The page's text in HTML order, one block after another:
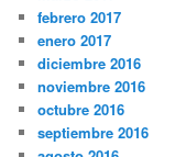
febrero 2017
enero 2017
diciembre 2016
noviembre 2016
octubre 2016
septiembre 2016